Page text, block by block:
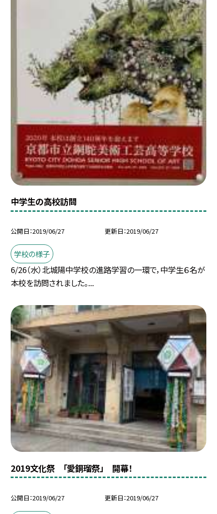
中学生の高校訪問
公開日 2019/06/27 更新日 2019/06/27
学校の様子
6/26（水）北城陽中学校の進路学習の一環で，中学生６名が
本校を訪問されました。...
2019文化祭 「愛銅瑠祭」 開幕！
公開日 2019/06/27 更新日 2019/06/27